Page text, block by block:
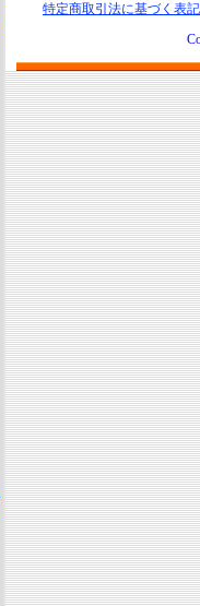
特定商取引法に基づく表記